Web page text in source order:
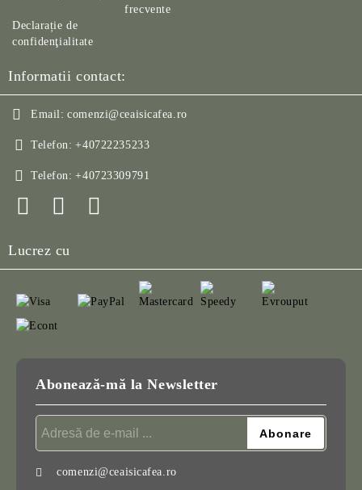
Declarație de
confidenţialitate
frecvente
Informatii contact:
Email: comenzi@ceaisicafea.ro
Telefon: +40722235233
Telefon: +40723309791
Lucrez cu
Abonează-mă la Newsletter
comenzi@ceaisicafea.ro